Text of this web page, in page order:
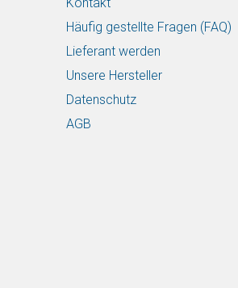
Häufig gestellte Fragen (FAQ)
Lieferant werden
Unsere Hersteller
Datenschutz
AGB